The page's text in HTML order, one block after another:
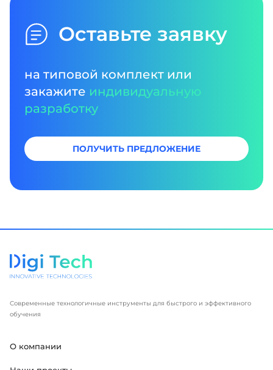
Оставьте заявку
на типовой комплект или
закажите индивидуальную
разработку
ПОЛУЧИТЬ ПРЕДЛОЖЕНИЕ
Современные технологичные инструменты для быстрого и эффективного
обучения
О компании